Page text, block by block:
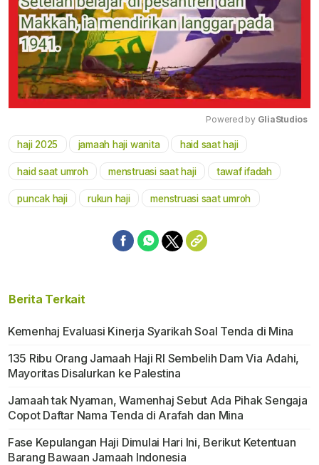
Powered by GliaStudios
haji 2025 jamaah haji wanita haid saat haji
haid saat umroh menstruasi saat haji tawaf ifadah
puncak haji rukun haji menstruasi saat umroh
Berita Terkait
Kemenhaj Evaluasi Kinerja Syarikah Soal Tenda di Mina
135 Ribu Orang Jamaah Haji RI Sembelih Dam Via Adahi,
Mayoritas Disalurkan ke Palestina
Jamaah tak Nyaman, Wamenhaj Sebut Ada Pihak Sengaja
Copot Daftar Nama Tenda di Arafah dan Mina
Fase Kepulangan Haji Dimulai Hari Ini, Berikut Ketentuan
Barang Bawaan Jamaah Indonesia